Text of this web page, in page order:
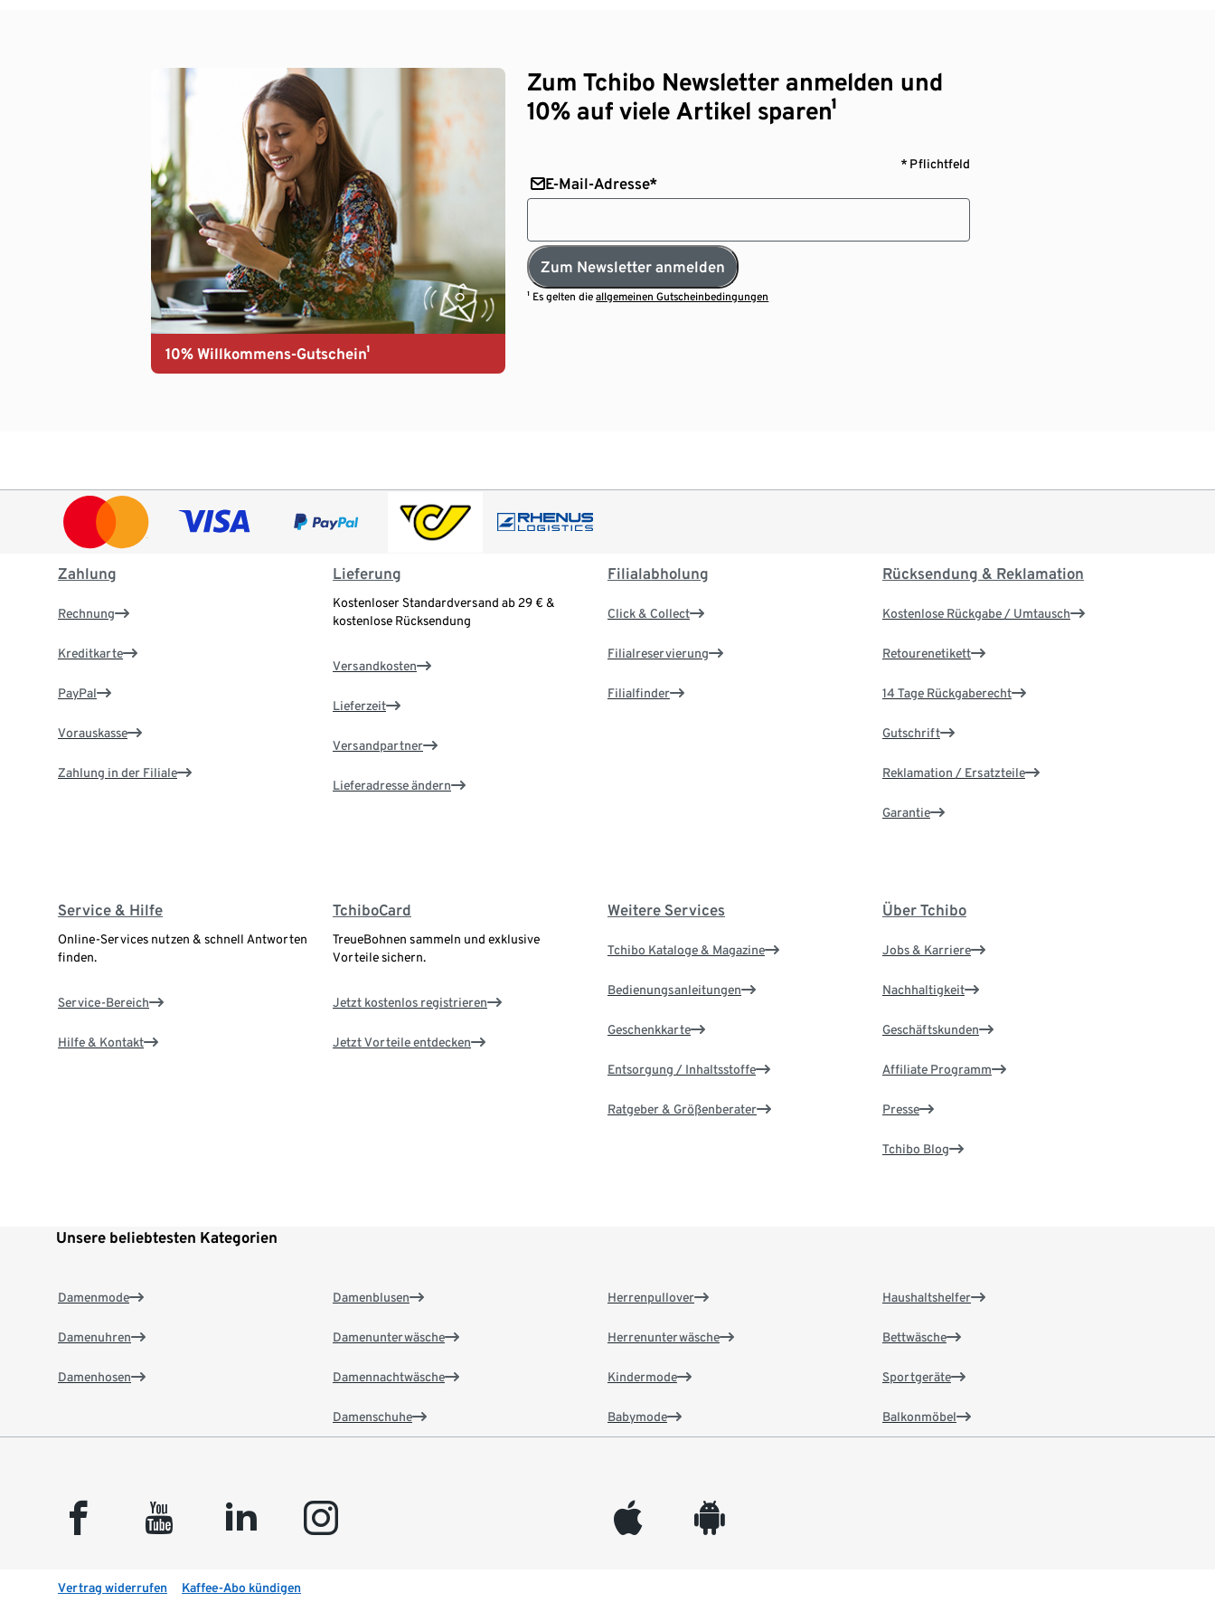
10% Willkommens-Gutschein¹
Zum Tchibo Newsletter anmelden und
10% auf viele Artikel sparen¹
* Pflichtfeld
E-Mail-Adresse*
Zum Newsletter anmelden
¹ Es gelten dieallgemeinen Gutscheinbedingungen
Zahlung
Rechnung
Kreditkarte
PayPal
Vorauskasse
Zahlung in der Filiale
Lieferung
Kostenloser Standardversand ab 29 € &
kostenlose Rücksendung
Versandkosten
Lieferzeit
Versandpartner
Lieferadresse ändern
Filialabholung
Click & Collect
Filialreservierung
Filialfinder
Rücksendung & Reklamation
Kostenlose Rückgabe / Umtausch
Retourenetikett
14 Tage Rückgaberecht
Gutschrift
Reklamation / Ersatzteile
Garantie
Service & Hilfe
Online-Services nutzen & schnell Antworten
finden.
Service-Bereich
Hilfe & Kontakt
TchiboCard
TreueBohnen sammeln und exklusive
Vorteile sichern.
Jetzt kostenlos registrieren
Jetzt Vorteile entdecken
Weitere Services
Tchibo Kataloge & Magazine
Bedienungsanleitungen
Geschenkkarte
Entsorgung / Inhaltsstoffe
Ratgeber & Größenberater
Über Tchibo
Jobs & Karriere
Nachhaltigkeit
Geschäftskunden
Affiliate Programm
Presse
Tchibo Blog
Unsere beliebtesten Kategorien
Damenmode
Damenuhren
Damenhosen
Damenblusen
Damenunterwäsche
Damennachtwäsche
Damenschuhe
Herrenpullover
Herrenunterwäsche
Kindermode
Babymode
Haushaltshelfer
Bettwäsche
Sportgeräte
Balkonmöbel
facebook youtube linkedin instagram appleinc android
Vertrag widerrufen Kaffee-Abo kündigen